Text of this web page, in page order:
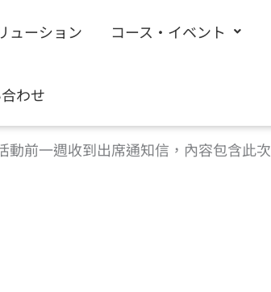
ューション コース・イベント
わせ
前一週收到出席通知信，內容包含此